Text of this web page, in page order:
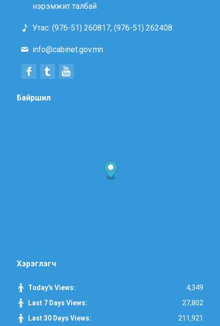
нэрэмжит талбай
Утас: (976-51) 260817, (976-51) 262408
info@cabinet.gov.mn
Байршил
Хэрэглэгч
Today's Views: 4,349
Last 7 Days Views: 27,802
Last 30 Days Views: 211,921